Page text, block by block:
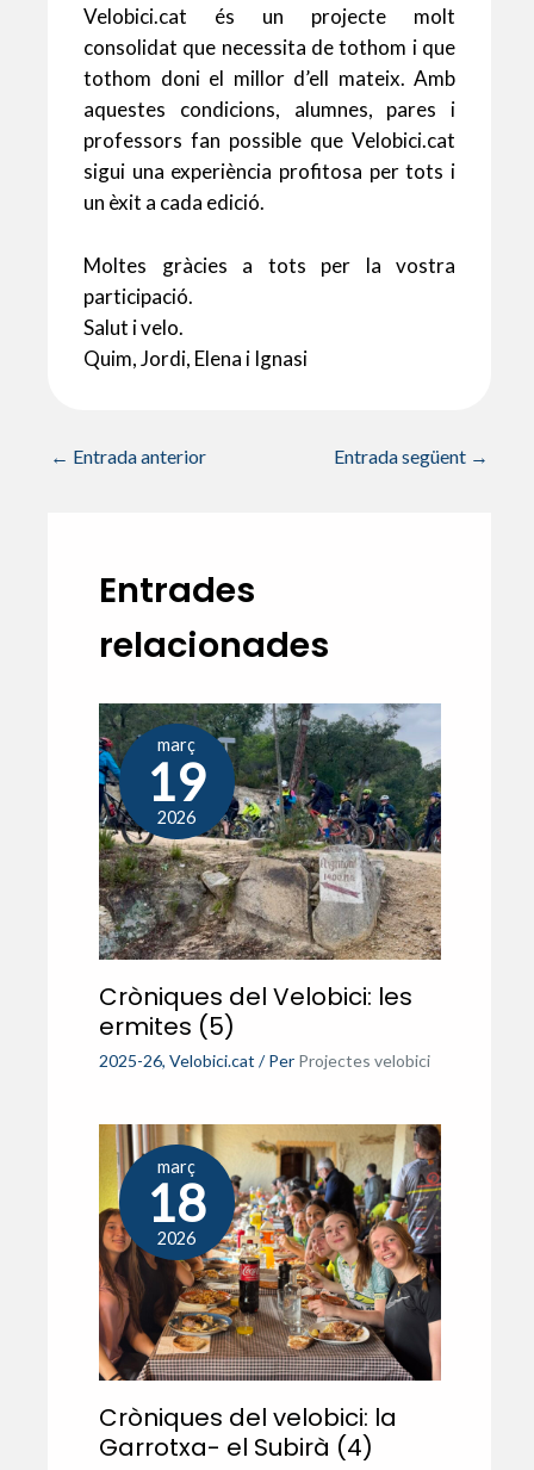
Velobici.cat és un projecte molt
consolidat que necessita de tothom i que
tothom doni el millor d’ell mateix. Amb
aquestes condicions, alumnes, pares i
professors fan possible que Velobici.cat
sigui una experiència profitosa per tots i
un èxit a cada edició.
Moltes gràcies a tots per la vostra
participació.
Salut i velo.
Quim, Jordi, Elena i Ignasi
← Entrada anterior Entrada següent →
Entrades
relacionades
març
19
2026
Cròniques del Velobici: les
ermites (5)
2025-26, Velobici.cat / Per Projectes velobici
març
18
2026
Cròniques del velobici: la
Garrotxa- el Subirà (4)